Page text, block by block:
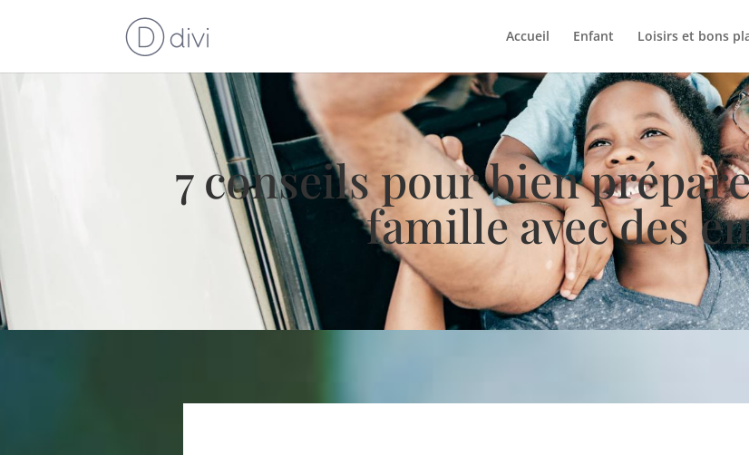
Accueil Enfant Loisirs et bons
7 conseils pour bien
famille avec des